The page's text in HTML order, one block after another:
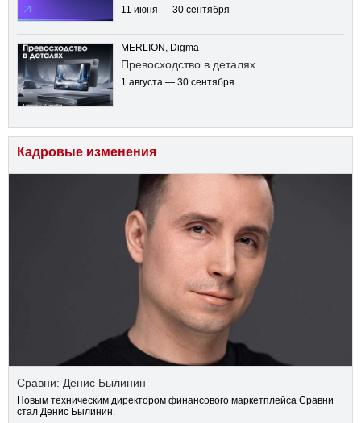
11 июня — 30 сентября
MERLION, Digma
Превосходство в деталях
1 августа — 30 сентября
Кадровые изменения
Сравни: Денис Былинин
Новым техническим директором финансового маркетплейса Сравни
стал Денис Былинин.